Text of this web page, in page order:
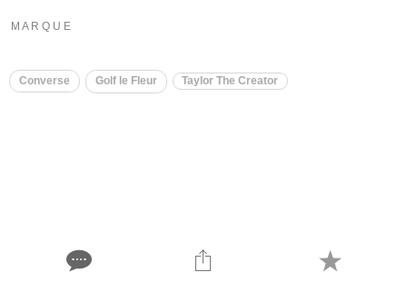
M A R Q U E
Converse Golf le Fleur Taylor The Creator